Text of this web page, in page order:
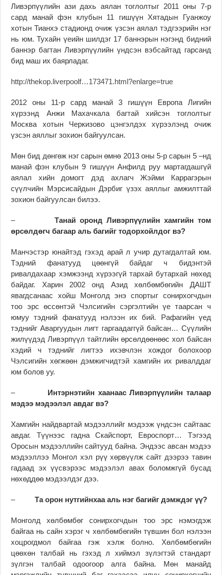
Ливэрпүүлийн ази дахь аялан тоглолтыг 2011 оны 7-р
сард манай фэн клубын 11 гишүүн Хятадын Гуанжоу
хотын Тианхэ стадионд очиж үзсэн аялал тэдгээрийн нэг
нь юм. Тухайн үеийн шилдэг 17 баннэрын нэгэнд бидний
баннэр багтан Ливэрпүүлийн үндсэн вэбсайтад гарсанд
бид маш их баярладаг.
http://thekop.liverpoolf…173471.html?enlarge=true
2012 оны 11-р сард манай 3 гишүүн Европа Лигийн
хүрээнд Анжи Махачкала багтай хийсэн тоглолтыг
Москва хотын Черкизово цэнгэлдэх хүрээлэнд очиж
үзсэн аяллыг зохион байгуулсан.
Мөн бид дөнгөж нэг сарын өмнө 2013 оны 5-р сарын 5 –нд
манай фэн клубын 9 гишүүн Анфилд руу мартагдашгүй
аялал хийн домогт дэд ахлагч Жэйми Каррагэрын
сүүлчийн Мэрсисайдын Дэрбиг үзэх аяллыг амжилттай
зохион байгуулсан билээ.
– Танай оронд Ливэрпүүлийн хамгийн том
өрсөлдөгч багаар аль багийг тодорхойлдог вэ?
Манчэстэр юнайтэд гэхэд арай л учир дутагдалтай юм.
Тэдний фанатууд цөөнгүй байдаг ч бидэнтэй
ривалдахаар хэмжээнд хүрээгүй тархай бутархай нөхөд
байдаг. Харин 2002 онд Азид хөлбөмбөгийн ДАШТ
явагдсанаас хойш Монголд энэ спортыг сонирхогчдын
тоо эрс өссөнтэй Чэлсигийн сэргэлтийн үе таарсан ч
юмуу тэдний фанатууд нэлээн их бий. Рафагийн үед
тэднийг Аваргуудын лигт гаргаадаггүй байсан… Сүүлийн
жилүүдэд Ливэрпүүл тайтлийн өрсөлдөөнөөс хол байсан
хэдий ч тэднийг лигтээ ихэвчлэн хождог болохоор
Чэлсигийн хөгжөөн дэмжигчидтэй хамгийн их ривалддаг
юм болов уу.
– Интэрнэтийн хаанаас Ливэрпүүлийн талаар
мэдээ мэдээлэл авдаг вэ?
Хамгийн найдвартай мэдээллийг мэдээж үндсэн сайтаас
авдаг. Түүнээс гадна Скайспорт, Евроспорт… Тэгээд
Оросын мэдээллийн сайтууд байна. Эндээс авсан мэдээ
мэдээллээ Монгол хэл рүү хөрвүүлж сайт дээрээ тавин
гадаад эх үүсвэрээс мэдээлэл авах боломжгүй бусад
нөхөддөө мэдээлдэг дээ.
–Та орон нутгийнхаа аль нэг багийг дэмждэг үү?
Монголд хөлбөмбөг сонирхогчдын тоо эрс нэмэгдэж
байгаа нь сайн хэрэг ч хөлбөмбөгийн түвшин бол нэлээн
хоцрогдмол байгаа гэж хэлж болно. Хөлбөмбөгийн
цөөхөн талбай нь гэхэд л хиймэл зүлэгтэй стандарт
зүлгэн талбай одоогоор алга байна. Мөн манайд